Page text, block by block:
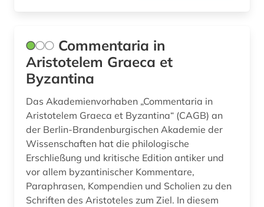
Commentaria in
Aristotelem Graeca et
Byzantina
Das Akademienvorhaben „Commentaria in
Aristotelem Graeca et Byzantina“ (CAGB) an
der Berlin-Brandenburgischen Akademie der
Wissenschaften hat die philologische
Erschließung und kritische Edition antiker und
vor allem byzantinischer Kommentare,
Paraphrasen, Kompendien und Scholien zu den
Schriften des Aristoteles zum Ziel. In diesem